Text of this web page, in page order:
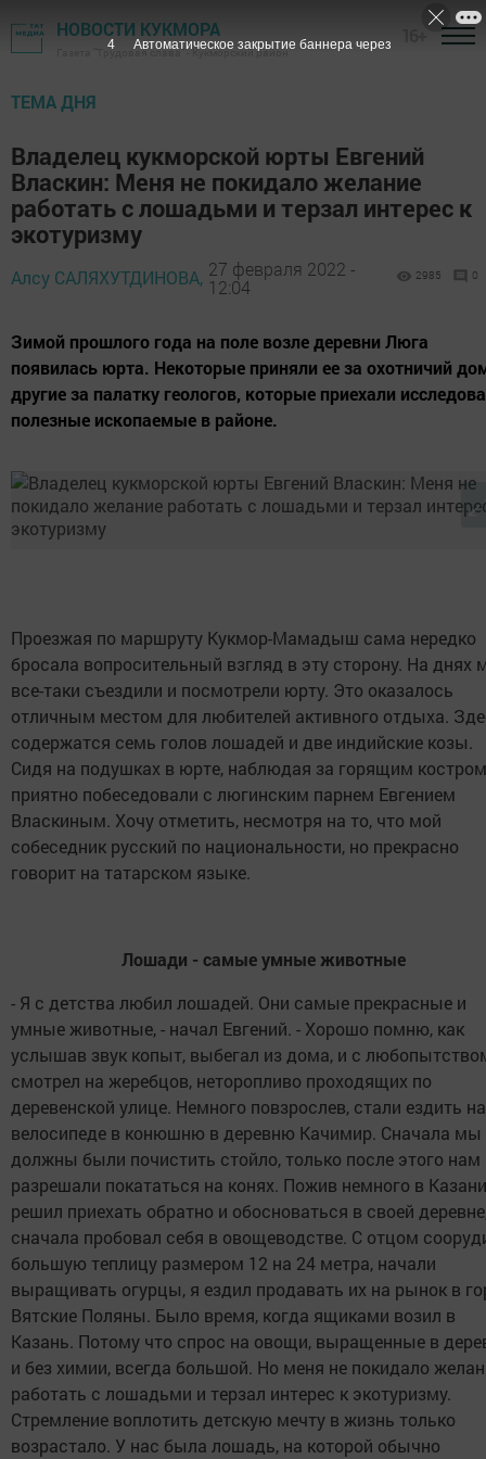
НОВОСТИ КУКМОРА
Газета "Трудовая слава" - Кукморский район
ТЕМА ДНЯ
Владелец кукморской юрты Евгений
Власкин: Меня не покидало желание
работать с лошадьми и терзал интерес к
экотуризму
Алсу САЛЯХУТДИНОВА, 27 февраля 2022 -
12:04
2985 0
Зимой прошлого года на поле возле деревни Люга
появилась юрта. Некоторые приняли ее за охотничий
другие за палатку геологов, которые приехали
полезные ископаемые в районе.
Проезжая по маршруту Кукмор-Мамадыш сама нередко
бросала вопросительный взгляд в эту сторону. На днях
все-таки съездили и посмотрели юрту. Это оказалось
отличным местом для любителей активного отдыха.
содержатся семь голов лошадей и две индийские козы.
Сидя на подушках в юрте, наблюдая за горящим
приятно побеседовали с люгинским парнем Евгением
Власкиным. Хочу отметить, несмотря на то, что мой
собеседник русский по национальности, но прекрасно
говорит на татарском языке.
Лошади - самые умные животные
- Я с детства любил лошадей. Они самые прекрасные и
умные животные, - начал Евгений. - Хорошо помню, как
услышав звук копыт, выбегал из дома, и с
смотрел на жеребцов, неторопливо проходящих по
деревенской улице. Немного повзрослев, стали ездить на
велосипеде в конюшню в деревню Качимир. Сначала мы
должны были почистить стойло, только после этого нам
разрешали покататься на конях. Пожив немного в
решил приехать обратно и обосноваться в своей
сначала пробовал себя в овощеводстве. С отцом
большую теплицу размером 12 на 24 метра, начали
выращивать огурцы, я ездил продавать их на рынок в
Вятские Поляны. Было время, когда ящиками возил в
Казань. Потому что спрос на овощи, выращенные в
и без химии, всегда большой. Но меня не покидало
работать с лошадьми и терзал интерес к экотуризму.
Стремление воплотить детскую мечту в жизнь только
возрастало. У нас была лошадь, на которой обычно
3 Автоматическое закрытие баннера через